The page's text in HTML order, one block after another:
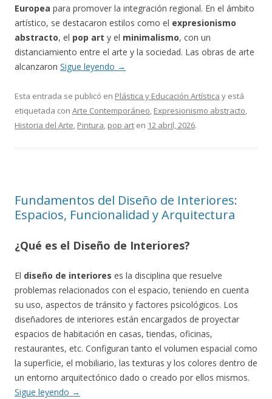
Europea para promover la integración regional. En el ámbito
artístico, se destacaron estilos como el expresionismo
abstracto, el pop art y el minimalismo, con un
distanciamiento entre el arte y la sociedad. Las obras de arte
alcanzaron Sigue leyendo →
Esta entrada se publicó en Plástica y Educación Artística y está
etiquetada con Arte Contemporáneo, Expresionismo abstracto,
Historia del Arte, Pintura, pop art en 12 abril, 2026.
Fundamentos del Diseño de Interiores:
Espacios, Funcionalidad y Arquitectura
¿Qué es el Diseño de Interiores?
El diseño de interiores es la disciplina que resuelve
problemas relacionados con el espacio, teniendo en cuenta
su uso, aspectos de tránsito y factores psicológicos. Los
diseñadores de interiores están encargados de proyectar
espacios de habitación en casas, tiendas, oficinas,
restaurantes, etc. Configuran tanto el volumen espacial como
la superficie, el mobiliario, las texturas y los colores dentro de
un entorno arquitectónico dado o creado por ellos mismos.
Sigue leyendo →